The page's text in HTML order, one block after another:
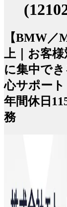
【BMW／
上｜お客
に集中で
心サポー
年間休日
務